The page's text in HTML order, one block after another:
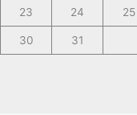
23 24 25
30 31